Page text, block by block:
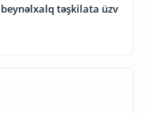
təşkilata üzv